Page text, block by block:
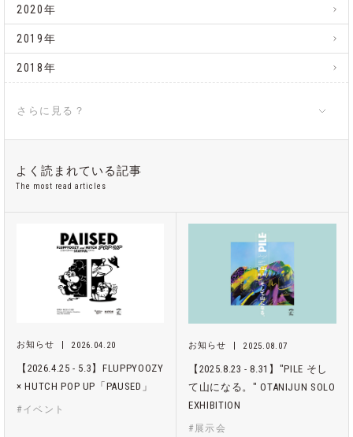
2020年
2019年
2018年
さらに見る？
よく読まれている記事
The most read articles
お知らせ 2026.04.20
【2026.4.25 - 5.3】FLUPPYOOZY
× HUTCH POP UP「PAUSED」
#イベント
お知らせ 2025.08.07
【2025.8.23 - 8.31】"PILE そし
て山になる。" OTANIJUN SOLO
EXHIBITION
#展示会